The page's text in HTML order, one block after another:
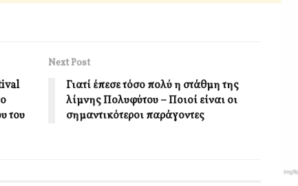
του
Next Post
Γιατί έπεσε τόσο πολύ η στάθμη της
λίμνης Πολυφύτου – Ποιοί είναι οι
σημαντικότεροι παράγοντες